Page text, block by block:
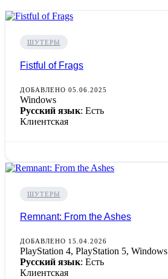
ШУТЕРЫ
Fistful of Frags
ДОБАВЛЕНО 05.06.2025
Windows
Русский язык: Есть
Клиентская
ШУТЕРЫ
Remnant: From the Ashes
ДОБАВЛЕНО 15.04.2026
PlayStation 4, PlayStation 5, Windows
Русский язык: Есть
Клиентская